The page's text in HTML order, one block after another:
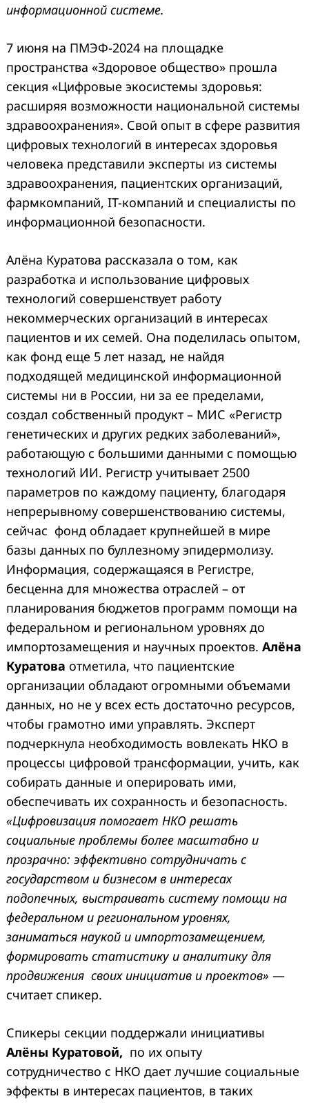
информационной системе.
7 июня на ПМЭФ-2024 на площадке
пространства «Здоровое общество» прошла
секция «Цифровые экосистемы здоровья:
расширяя возможности национальной системы
здравоохранения». Свой опыт в сфере развития
цифровых технологий в интересах здоровья
человека представили эксперты из системы
здравоохранения, пациентских организаций,
фармкомпаний, IT-компаний и специалисты по
информационной безопасности.
Алёна Куратова рассказала о том, как
разработка и использование цифровых
технологий совершенствует работу
некоммерческих организаций в интересах
пациентов и их семей. Она поделилась опытом,
как фонд еще 5 лет назад, не найдя
подходящей медицинской информационной
системы ни в России, ни за ее пределами,
создал собственный продукт – МИС «Регистр
генетических и других редких заболеваний»,
работающую с большими данными с помощью
технологий ИИ. Регистр учитывает 2500
параметров по каждому пациенту, благодаря
непрерывному совершенствованию системы,
сейчас фонд обладает крупнейшей в мире
базы данных по буллезному эпидермолизу.
Информация, содержащаяся в Регистре,
бесценна для множества отраслей – от
планирования бюджетов программ помощи на
федеральном и региональном уровнях до
импортозамещения и научных проектов. Алёна
Куратова отметила, что пациентские
организации обладают огромными объемами
данных, но не у всех есть достаточно ресурсов,
чтобы грамотно ими управлять. Эксперт
подчеркнула необходимость вовлекать НКО в
процессы цифровой трансформации, учить, как
собирать данные и оперировать ими,
обеспечивать их сохранность и безопасность.
«Цифровизация помогает НКО решать
социальные проблемы более масштабно и
прозрачно: эффективно сотрудничать с
государством и бизнесом в интересах
подопечных, выстраивать систему помощи на
федеральном и региональном уровнях,
заниматься наукой и импортозамещением,
формировать статистику и аналитику для
продвижения своих инициатив и проектов» —
считает спикер.
Спикеры секции поддержали инициативы
Алёны Куратовой, по их опыту
сотрудничество с НКО дает лучшие социальные
эффекты в интересах пациентов, в таких
Search
for: